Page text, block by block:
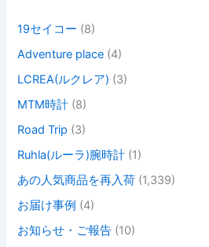
19セイコー (8)
Adventure place (4)
LCREA(ルクレア) (3)
MTM時計 (8)
Road Trip (3)
Ruhla(ルーラ)腕時計 (1)
あの人気商品を再入荷 (1,339)
お届け事例 (4)
お知らせ・ご報告 (10)